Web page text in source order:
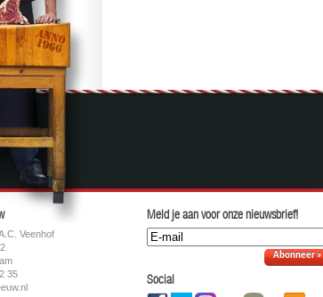
Veenhof
35
Meld je aan voor onze nieuwsbrief!
Abonneer »
Social